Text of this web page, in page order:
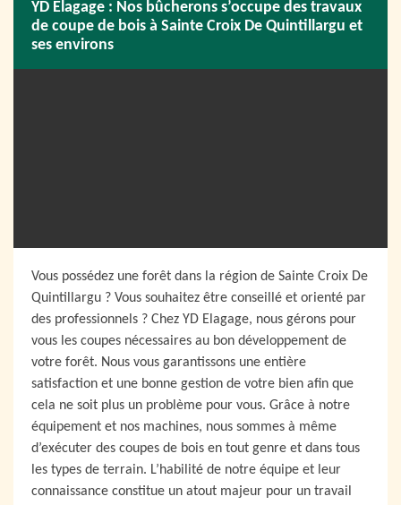
YD Elagage : Nos bûcherons s’occupe des travaux
de coupe de bois à Sainte Croix De Quintillargu et
ses environs
Vous possédez une forêt dans la région de Sainte Croix De
Quintillargu ? Vous souhaitez être conseillé et orienté par
des professionnels ? Chez YD Elagage, nous gérons pour
vous les coupes nécessaires au bon développement de
votre forêt. Nous vous garantissons une entière
satisfaction et une bonne gestion de votre bien afin que
cela ne soit plus un problème pour vous. Grâce à notre
équipement et nos machines, nous sommes à même
d’exécuter des coupes de bois en tout genre et dans tous
les types de terrain. L’habilité de notre équipe et leur
connaissance constitue un atout majeur pour un travail